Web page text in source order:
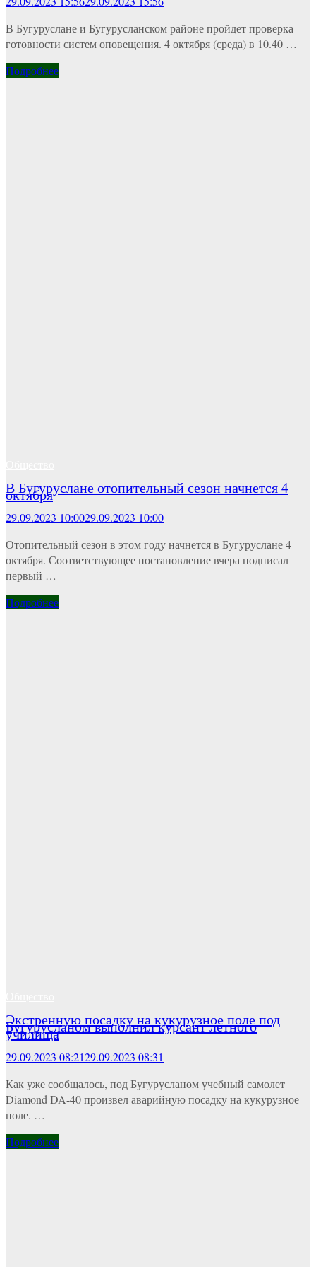
В Бугуруслане и Бугурусланском районе пройдет проверка
готовности систем оповещения. 4 октября (среда) в 10.40 …
Подробнее
В Бугуруслане отопительный сезон начнется 4
октября
29.09.2023 10:0029.09.2023 10:00
Отопительный сезон в этом году начнется в Бугуруслане 4
октября. Соответствующее постановление вчера подписал
первый …
Подробнее
Экстренную посадку на кукурузное поле под
Бугурусланом выполнил курсант летного
училища
29.09.2023 08:2129.09.2023 08:31
Как уже сообщалось, под Бугурусланом учебный самолет
Diamond DA-40 произвел аварийную посадку на кукурузное
поле. …
Подробнее